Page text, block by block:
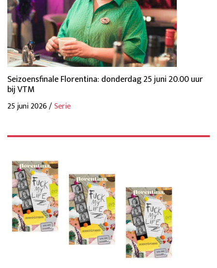
Seizoensfinale Florentina: donderdag 25 juni 20.00 uur
bij VTM
25 juni 2026 /Serie